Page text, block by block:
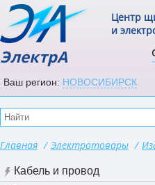
ЭлектрА
Центр
и
Ваш регион: НОВОСИБИРСК
Главная / Электротовары /
Кабель и провод